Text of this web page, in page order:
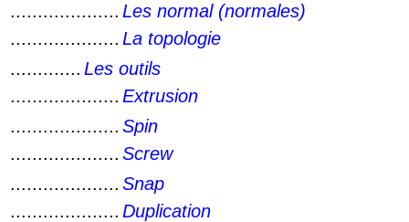
.................... Les normal (normales)
.................... La topologie
............. Les outils
.................... Extrusion
.................... Spin
.................... Screw
.................... Snap
.................... Duplication